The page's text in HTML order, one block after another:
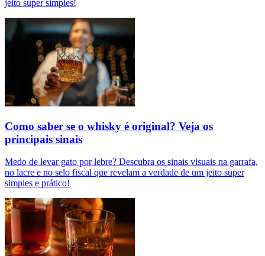
jeito super simples!
Como saber se o whisky é original? Veja os
principais sinais
Medo de levar gato por lebre? Descubra os sinais visuais na garrafa,
no lacre e no selo fiscal que revelam a verdade de um jeito super
simples e prático!